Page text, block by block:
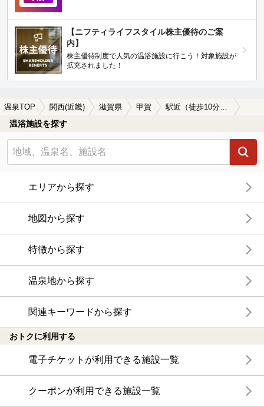
【ニフティライフスタイル株主優待のご案
内】
株主優待制度で人気の温浴施設に行こう！対象施設が
拡充されました！
温泉TOP 関西(近畿) 滋賀県 甲賀 駅近（徒歩10分以内）の甲賀の温泉、日帰り温泉、スーパー銭湯おすすめ
温浴施設を探す
エリアから探す
地図から探す
特徴から探す
温泉地から探す
関連キーワードから探す
おトクに利用する
電子チケットが利用できる施設一覧
クーポンが利用できる施設一覧